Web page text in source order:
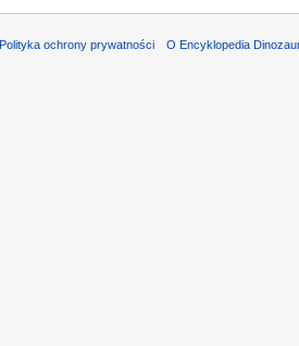
Polityka ochrony prywatności O Encyklopedia